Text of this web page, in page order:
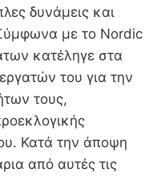
δυνάμεις και
με το Nordic
κατέληγε στα
του για την
τους,
Κατά την άποψη
από αυτές τις